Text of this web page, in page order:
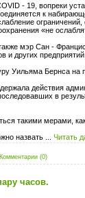
- 19, вопреки
к
«не
мэр Сан -
и других предприятий.
Уильяма Бернса на
действия
в
такими мерами,
назвать
Читать
Комментарии (0)
часов.